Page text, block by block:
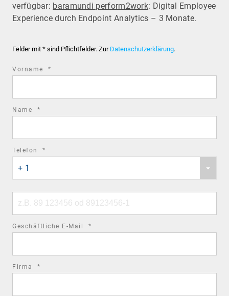
verfügbar: baramundi perform2work: Digital Employee
Experience durch Endpoint Analytics – 3 Monate.
Felder mit * sind Pflichtfelder. Zur Datenschutzerklärung.
Vorname *
Name *
Telefon *
country
code
+ 1
number
Geschäftliche E-Mail *
Firma *